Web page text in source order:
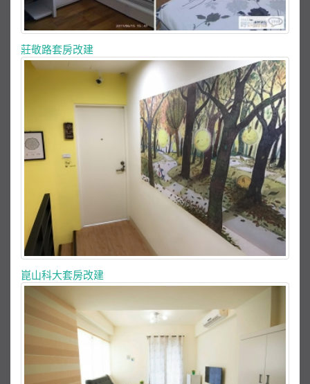
莊敬路套房改建
崑山科大套房改建